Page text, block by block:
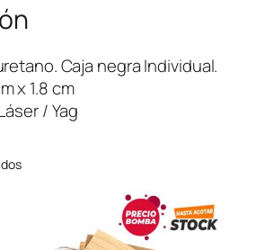
Caja negra Individual.
x 1.8 cm
/ Yag